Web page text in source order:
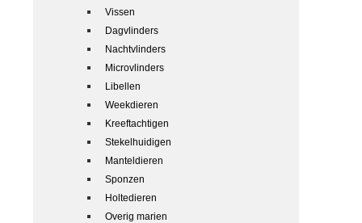
Vissen
Dagvlinders
Nachtvlinders
Microvlinders
Libellen
Weekdieren
Kreeftachtigen
Stekelhuidigen
Manteldieren
Sponzen
Holtedieren
Overig marien